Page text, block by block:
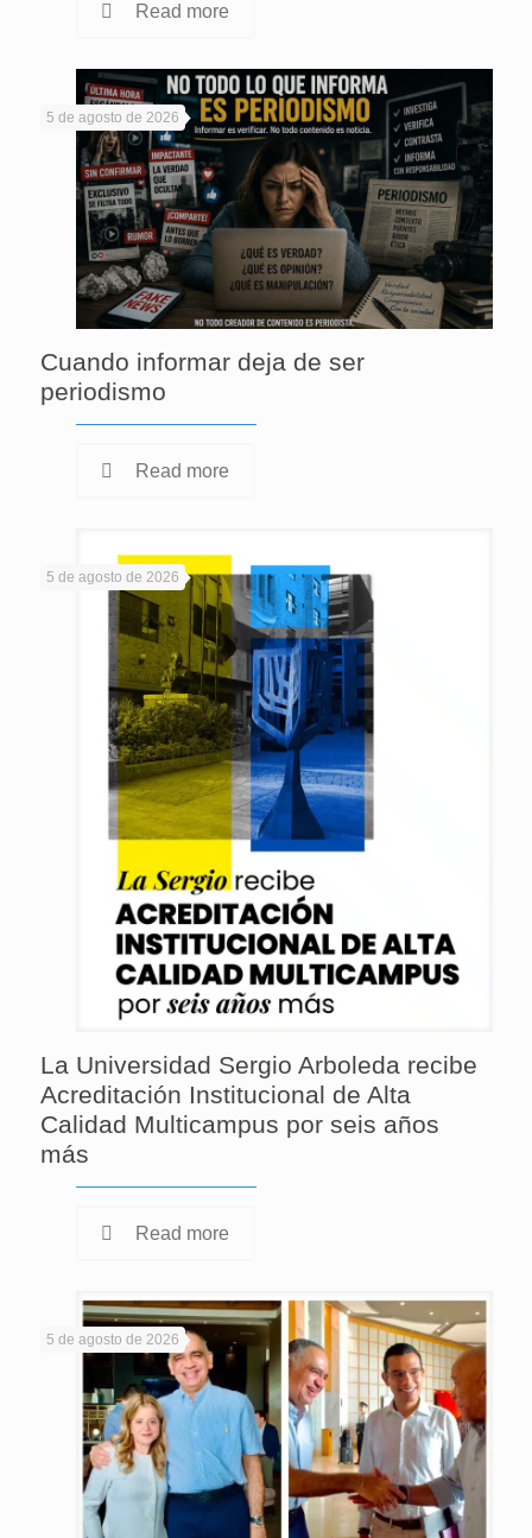
Read more
5 de agosto de 2026
Cuando informar deja de ser
periodismo
Read more
5 de agosto de 2026
La Universidad Sergio Arboleda recibe
Acreditación Institucional de Alta
Calidad Multicampus por seis años
más
Read more
5 de agosto de 2026